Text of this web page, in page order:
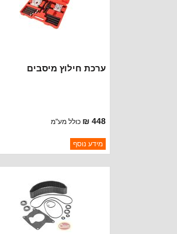
ערכת חילוץ מיסבים
448 ₪ כולל מע"מ
ברקוד: 97004159
יצרן:OAKMAN OFFROAD
מידע נוסף